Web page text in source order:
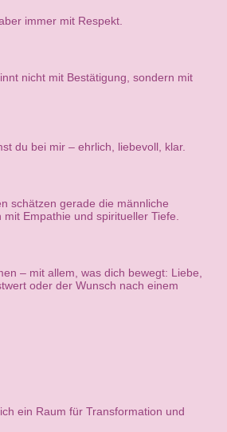
immer mit Respekt.
nicht mit Bestätigung, sondern mit
du bei mir – ehrlich, liebevoll, klar.
schätzen gerade die männliche
Empathie und spiritueller Tiefe.
– mit allem, was dich bewegt: Liebe,
oder der Wunsch nach einem
ein Raum für Transformation und